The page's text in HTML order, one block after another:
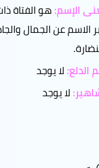
الإسم:هو الفتاة
الاسم عن الجمال
الدلع:لا يوجد
لا يوجد